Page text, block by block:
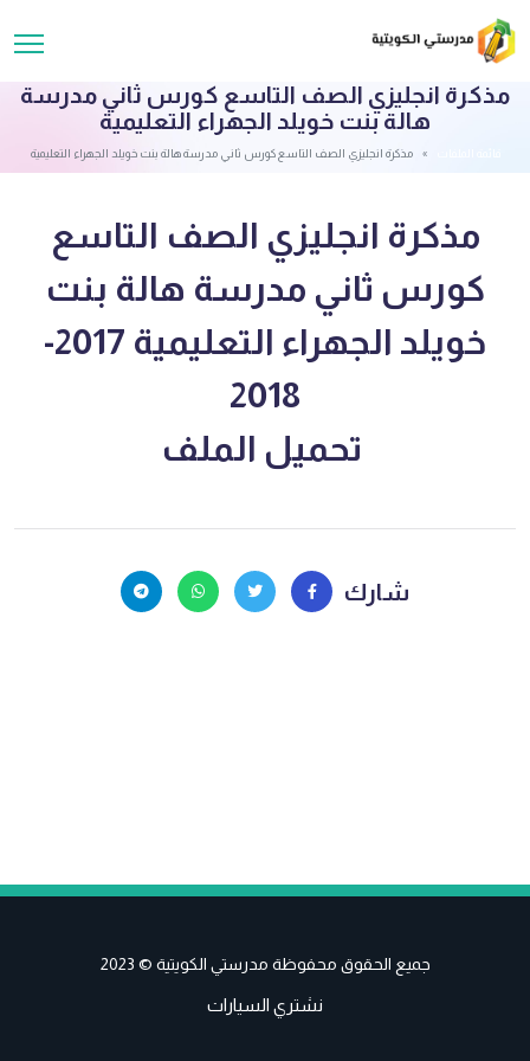
مذكرة انجليزي الصف التاسع كورس ثاني مدرسة
هالة بنت خويلد الجهراء التعليمية
مذكرة انجليزي الصف التاسع كورس ثاني مدرسة هالة بنت خويلد الجهراء التعليمية
مذكرة انجليزي الصف التاسع
كورس ثاني مدرسة هالة بنت
خويلد الجهراء التعليمية 2017-
2018
تحميل الملف
شارك
جميع الحقوق محفوظة مدرستي الكويتية © 2023
نشتري السيارات